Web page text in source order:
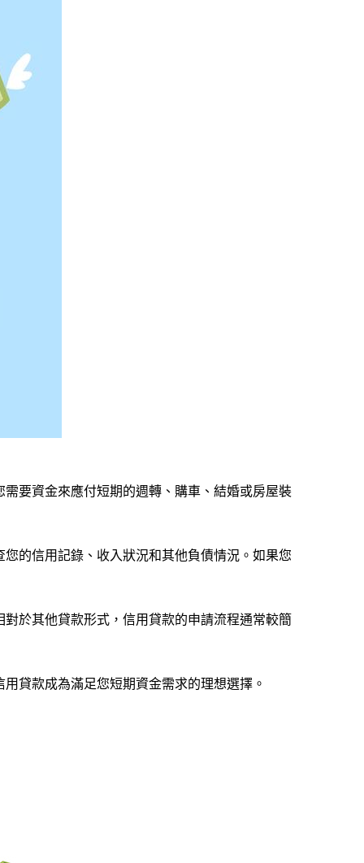
要資金來應付短期的週轉、購車、結婚或房屋裝
的信用記錄、收入狀況和其他負債情況。如果您
於其他貸款形式，信用貸款的申請流程通常較簡
用貸款成為滿足您短期資金需求的理想選擇。